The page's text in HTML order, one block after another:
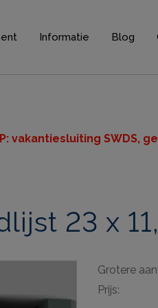
gereedschappen
Informatie Blog
vakantiesluiting SWDS,
23 x
Grotere
Prijs: